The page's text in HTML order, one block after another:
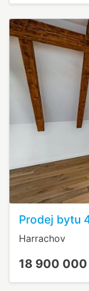
Prodej bytu
Harrachov
18 900 000